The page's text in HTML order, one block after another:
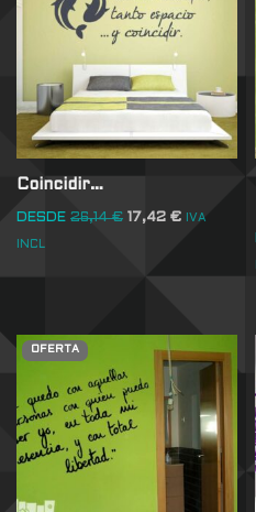
Coincidir…
DESDE 26,14€ 17,42 € IVA
INCL
OFERTA